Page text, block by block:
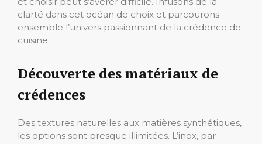
clarté dans cet océan de choix et parcourons
ensemble l’univers passionnant de la crédence de
cuisine.
Découverte des matériaux de
crédences
Des textures naturelles aux matières synthétiques,
les options sont presque illimitées. L’inox, par